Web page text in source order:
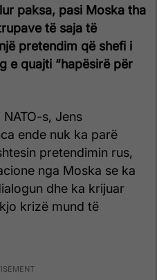
paksa, pasi Moska tha
të saja të
pretendim që shefi i
e quajti “hapësirë për
s, Jens
ende nuk ka parë
pretendimin rus,
nga Moska se ka
dhe ka krijuar
krizë mund të